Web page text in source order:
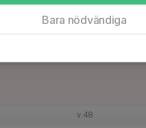
v.48
Bara nödvändiga